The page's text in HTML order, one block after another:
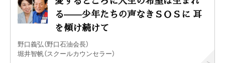
る——少年たちの声なきＳＯＳに 耳
を傾け続けて
野口義弘（野口石油会長）
堀井智帆（スクールカウンセラー）